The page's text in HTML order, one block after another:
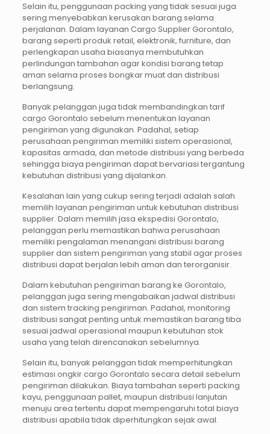
Selain itu, penggunaan packing yang tidak sesuai juga
sering menyebabkan kerusakan barang selama
perjalanan. Dalam layanan Cargo Supplier Gorontalo,
barang seperti produk retail, elektronik, furniture, dan
perlengkapan usaha biasanya membutuhkan
perlindungan tambahan agar kondisi barang tetap
aman selama proses bongkar muat dan distribusi
berlangsung.
Banyak pelanggan juga tidak membandingkan tarif
cargo Gorontalo sebelum menentukan layanan
pengiriman yang digunakan. Padahal, setiap
perusahaan pengiriman memiliki sistem operasional,
kapasitas armada, dan metode distribusi yang berbeda
sehingga biaya pengiriman dapat bervariasi tergantung
kebutuhan distribusi yang dijalankan.
Kesalahan lain yang cukup sering terjadi adalah salah
memilih layanan pengiriman untuk kebutuhan distribusi
supplier. Dalam memilih jasa ekspedisi Gorontalo,
pelanggan perlu memastikan bahwa perusahaan
memiliki pengalaman menangani distribusi barang
supplier dan sistem pengiriman yang stabil agar proses
distribusi dapat berjalan lebih aman dan terorganisir.
Dalam kebutuhan pengiriman barang ke Gorontalo,
pelanggan juga sering mengabaikan jadwal distribusi
dan sistem tracking pengiriman. Padahal, monitoring
distribusi sangat penting untuk memastikan barang tiba
sesuai jadwal operasional maupun kebutuhan stok
usaha yang telah direncanakan sebelumnya.
Selain itu, banyak pelanggan tidak memperhitungkan
estimasi ongkir cargo Gorontalo secara detail sebelum
pengiriman dilakukan. Biaya tambahan seperti packing
kayu, penggunaan pallet, maupun distribusi lanjutan
menuju area tertentu dapat mempengaruhi total biaya
distribusi apabila tidak diperhitungkan sejak awal.